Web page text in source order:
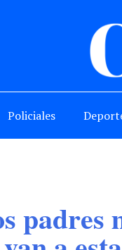
Policiales
padres